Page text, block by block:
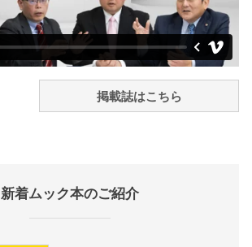
掲載誌はこちら
新着ムック本のご紹介